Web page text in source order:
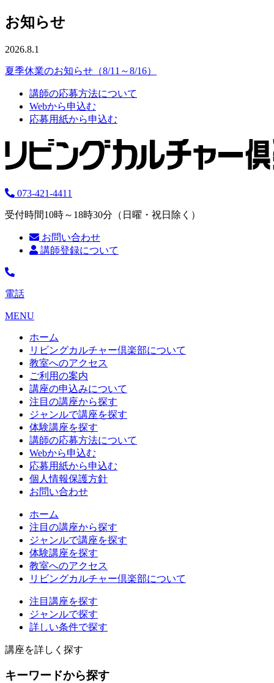
お知らせ
2026.8.1
夏季休業のお知らせ（8/11～8/16）
講師の応募方法について
Webから申込む
応募用紙から申込む
073-421-4411
受付時間10時～18時30分（日曜・祝日除く）
お問い合わせ
講師登録について
電話
MENU
ホーム
リビングカルチャー倶楽部について
教室へのアクセス
ご利用の案内
講座の申込みについて
注目の講座から探す
ジャンルで講座を探す
体験講座を探す
講師の応募方法について
Webから申込む
応募用紙から申込む
個人情報保護方針
お問い合わせ
ホーム
注目の講座から探す
ジャンルで講座を探す
体験講座を探す
教室へのアクセス
リビングカルチャー倶楽部について
注目講座を探す
ジャンルで探す
詳しい条件で探す
講座を詳しく探す
キーワードから探す